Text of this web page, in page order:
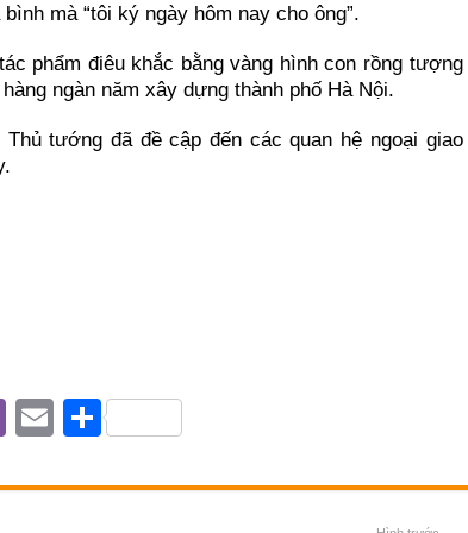
mà “tôi ký ngày hôm nay cho ông”.
phẩm điêu khắc bằng vàng hình con rồng tượng
ngàn năm xây dựng thành phố Hà Nội.
tướng đã đề cập đến các quan hệ ngoại giao
Vi
er
E
ail
S
ar